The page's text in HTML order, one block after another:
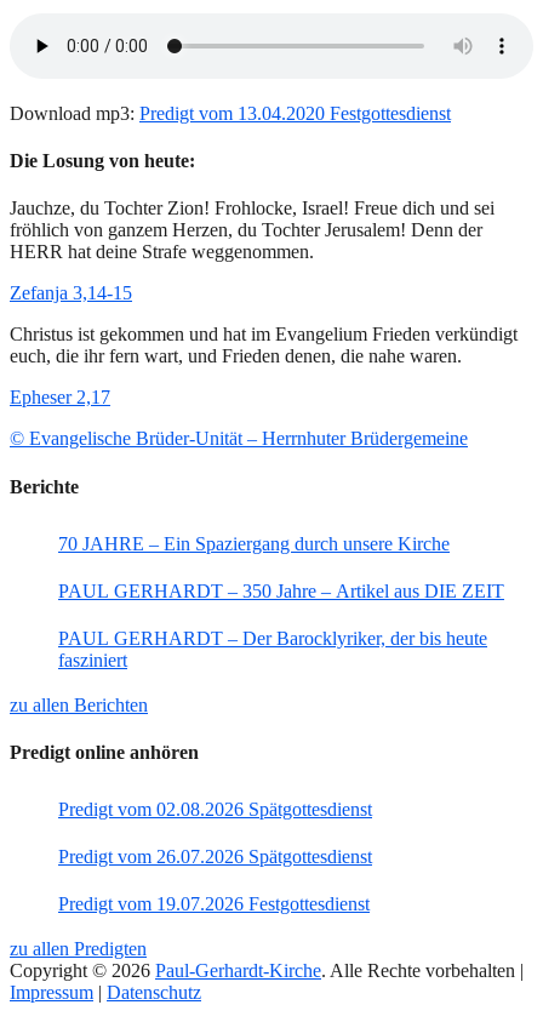
Download mp3: Predigt vom 13.04.2020 Festgottesdienst
Die Losung von heute:
Jauchze, du Tochter Zion! Frohlocke, Israel! Freue dich und sei
fröhlich von ganzem Herzen, du Tochter Jerusalem! Denn der
HERR hat deine Strafe weggenommen.
Zefanja 3,14-15
Christus ist gekommen und hat im Evangelium Frieden verkündigt
euch, die ihr fern wart, und Frieden denen, die nahe waren.
Epheser 2,17
© Evangelische Brüder-Unität – Herrnhuter Brüdergemeine
Berichte
70 JAHRE – Ein Spaziergang durch unsere Kirche
PAUL GERHARDT – 350 Jahre – Artikel aus DIE ZEIT
PAUL GERHARDT – Der Barocklyriker, der bis heute
fasziniert
zu allen Berichten
Predigt online anhören
Predigt vom 02.08.2026 Spätgottesdienst
Predigt vom 26.07.2026 Spätgottesdienst
Predigt vom 19.07.2026 Festgottesdienst
zu allen Predigten
Copyright © 2026 Paul-Gerhardt-Kirche. Alle Rechte vorbehalten |
Impressum | Datenschutz